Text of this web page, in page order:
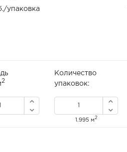
упаковка
2
Количество
упаковок:
1.995 м2